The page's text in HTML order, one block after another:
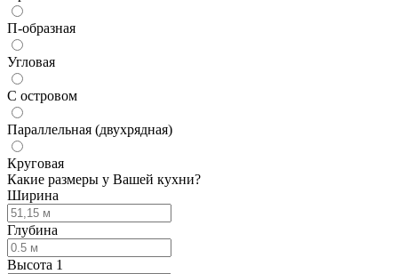
П-образная
Угловая
С островом
Параллельная (двухрядная)
Круговая
Какие размеры у Вашей кухни?
Ширина
Глубина
Высота 1